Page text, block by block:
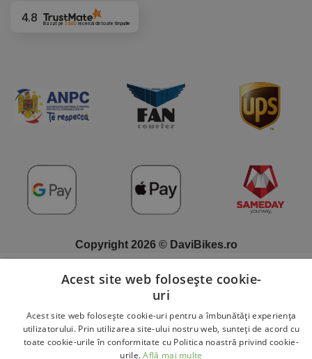
4.8 Bazat pe 3860 recenziidin toate timpurile
Copyright 2026 © DaviBikes.ro
Acest site web folosește cookie-
uri
Acest site web folosește cookie-uri pentru a îmbunătăți experiența
utilizatorului. Prin utilizarea site-ului nostru web, sunteți de acord cu
toate cookie-urile în conformitate cu Politica noastră privind cookie-
urile.Află mai multe